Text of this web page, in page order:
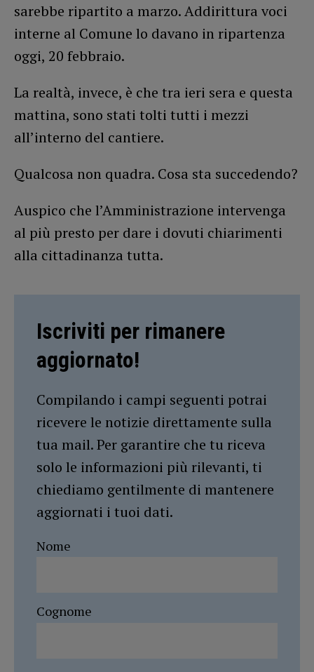
sarebbe ripartito a marzo. Addirittura voci
interne al Comune lo davano in ripartenza
oggi, 20 febbraio.
La realtà, invece, è che tra ieri sera e questa
mattina, sono stati tolti tutti i mezzi
all’interno del cantiere.
Qualcosa non quadra. Cosa sta succedendo?
Auspico che l’Amministrazione intervenga
al più presto per dare i dovuti chiarimenti
alla cittadinanza tutta.
Iscriviti per rimanere
aggiornato!
Compilando i campi seguenti potrai
ricevere le notizie direttamente sulla
tua mail. Per garantire che tu riceva
solo le informazioni più rilevanti, ti
chiediamo gentilmente di mantenere
aggiornati i tuoi dati.
Nome
Cognome